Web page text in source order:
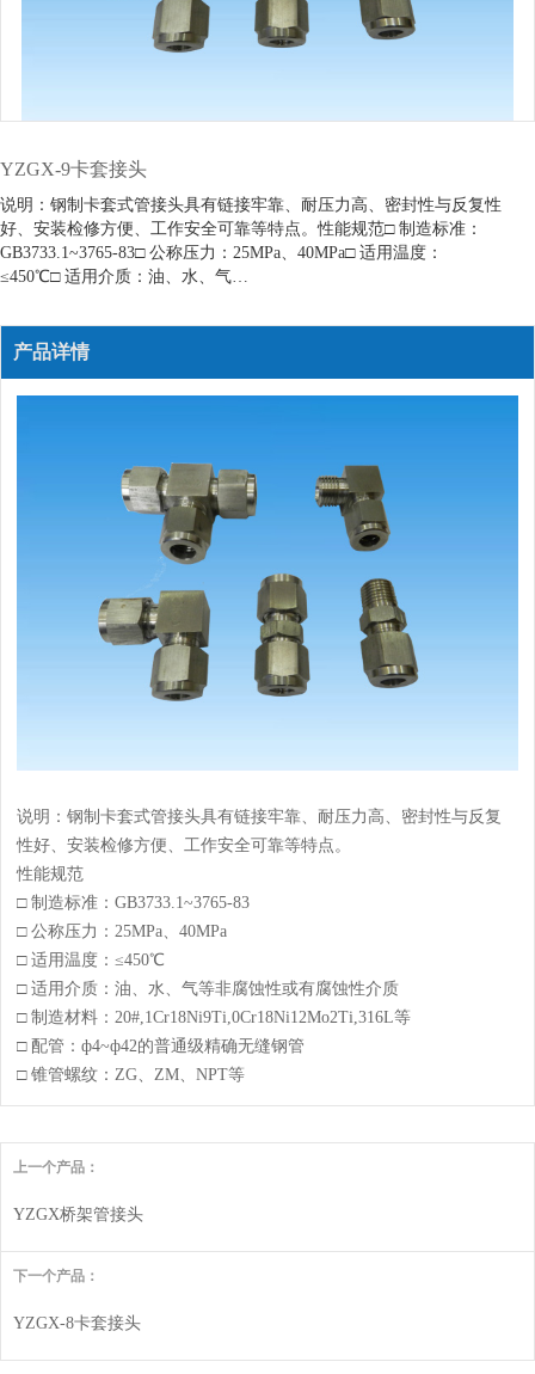
YZGX-9卡套接头
说明：钢制卡套式管接头具有链接牢靠、耐压力高、密封性与反复性
好、安装检修方便、工作安全可靠等特点。性能规范□ 制造标准：
GB3733.1~3765-83□ 公称压力：25MPa、40MPa□ 适用温度：
≤450℃□ 适用介质：油、水、气…
产品详情
说明：钢制卡套式管接头具有链接牢靠、耐压力高、密封性与反复
性好、安装检修方便、工作安全可靠等特点。
性能规范
□ 制造标准：GB3733.1~3765-83
□ 公称压力：25MPa、40MPa
□ 适用温度：≤450℃
□ 适用介质：油、水、气等非腐蚀性或有腐蚀性介质
□ 制造材料：20#,1Cr18Ni9Ti,0Cr18Ni12Mo2Ti,316L等
□ 配管：ф4~ф42的普通级精确无缝钢管
□ 锥管螺纹：ZG、ZM、NPT等
上一个产品：
YZGX桥架管接头
下一个产品：
YZGX-8卡套接头